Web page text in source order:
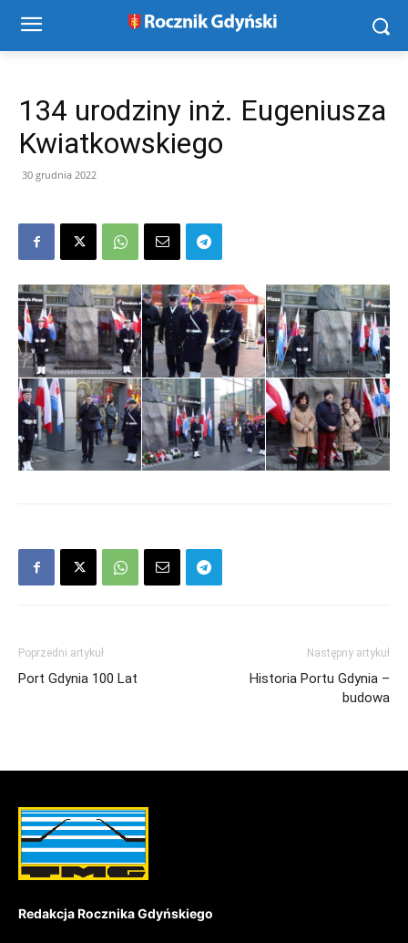
134 urodziny inż. Eugeniusza
Kwiatkowskiego
30 grudnia 2022
Poprzedni artykuł
Port Gdynia 100 Lat
Następny artykuł
Historia Portu Gdynia –
budowa
Redakcja Rocznika Gdyńskiego